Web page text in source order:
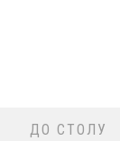
ДО СТОЛУ